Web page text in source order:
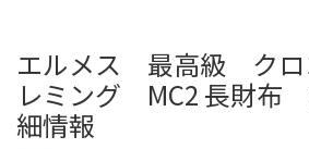
エルメス 最高級 ク
レミング MC2 長財布
細情報